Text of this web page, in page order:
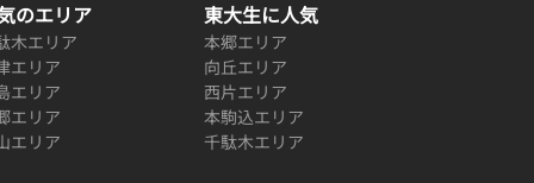
のエリア
木エリア
エリア
エリア
エリア
エリア
東大生に人気
本郷エリア
向丘エリア
西片エリア
本駒込エリア
千駄木エリア